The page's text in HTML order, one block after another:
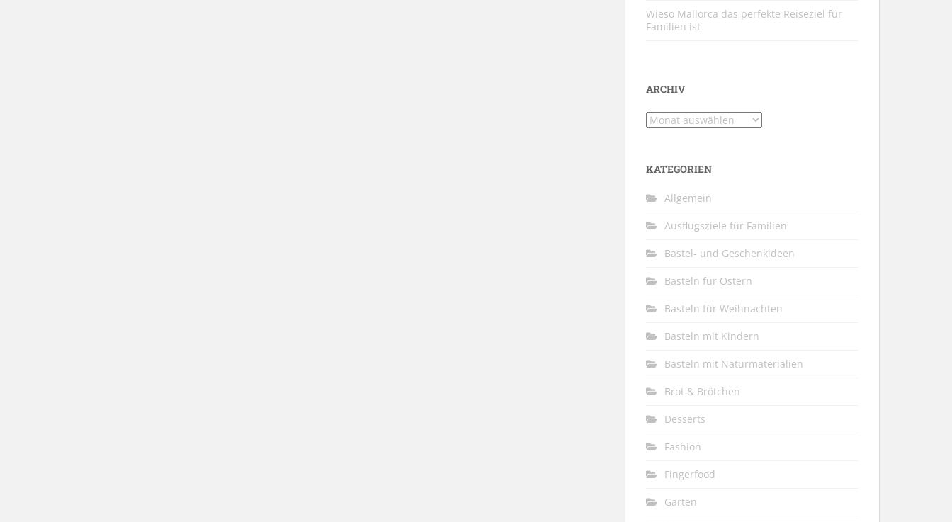
Wieso Mallorca das perfekte Reiseziel für
Familien ist
ARCHIV
Archiv
KATEGORIEN
Allgemein
Ausflugsziele für Familien
Bastel- und Geschenkideen
Basteln für Ostern
Basteln für Weihnachten
Basteln mit Kindern
Basteln mit Naturmaterialien
Brot & Brötchen
Desserts
Fashion
Fingerfood
Garten